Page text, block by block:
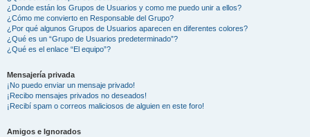
¿Donde están los Grupos de Usuarios y como me puedo unir a ellos?
¿Cómo me convierto en Responsable del Grupo?
¿Por qué algunos Grupos de Usuarios aparecen en diferentes colores?
¿Qué es un “Grupo de Usuarios predeterminado”?
¿Qué es el enlace “El equipo”?
Mensajería privada
¡No puedo enviar un mensaje privado!
¡Recibo mensajes privados no deseados!
¡Recibí spam o correos maliciosos de alguien en este foro!
Amigos e Ignorados